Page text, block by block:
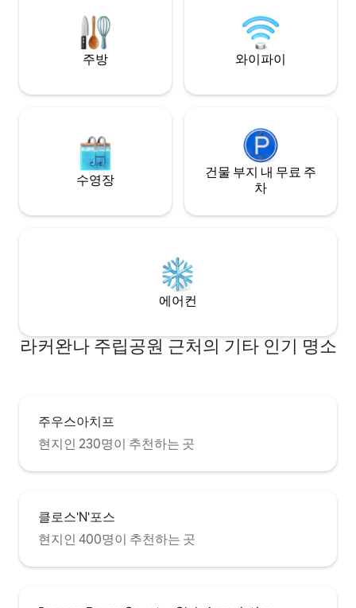
평온함과 소박하고 자연스러운 고급스러
를 예약하고 사랑
서 오래 지속되는
주방 와이파이
수영장
건물 부지 내 무료 주
차
에어컨
라커완나 주립공원 근처의 기타 인기 명소
주우스아치프
현지인 230명이 추천하는 곳
클로스'N'포스
현지인 400명이 추천하는 곳